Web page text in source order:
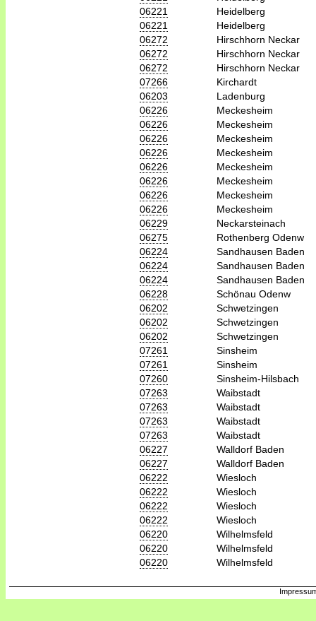
06221
Heidelberg
06221
Heidelberg
06272
Hirschhorn Neckar
06272
Hirschhorn Neckar
06272
Hirschhorn Neckar
07266
Kirchardt
06203
Ladenburg
06226
Meckesheim
06226
Meckesheim
06226
Meckesheim
06226
Meckesheim
06226
Meckesheim
06226
Meckesheim
06226
Meckesheim
06226
Meckesheim
06229
Neckarsteinach
06275
Rothenberg Odenw
06224
Sandhausen Baden
06224
Sandhausen Baden
06224
Sandhausen Baden
06228
Schönau Odenw
06202
Schwetzingen
06202
Schwetzingen
06202
Schwetzingen
07261
Sinsheim
07261
Sinsheim
07260
Sinsheim-Hilsbach
07263
Waibstadt
07263
Waibstadt
07263
Waibstadt
07263
Waibstadt
06227
Walldorf Baden
06227
Walldorf Baden
06222
Wiesloch
06222
Wiesloch
06222
Wiesloch
06222
Wiesloch
06220
Wilhelmsfeld
06220
Wilhelmsfeld
06220
Wilhelmsfeld